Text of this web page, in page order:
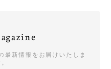
最新情報をお届けいたしま